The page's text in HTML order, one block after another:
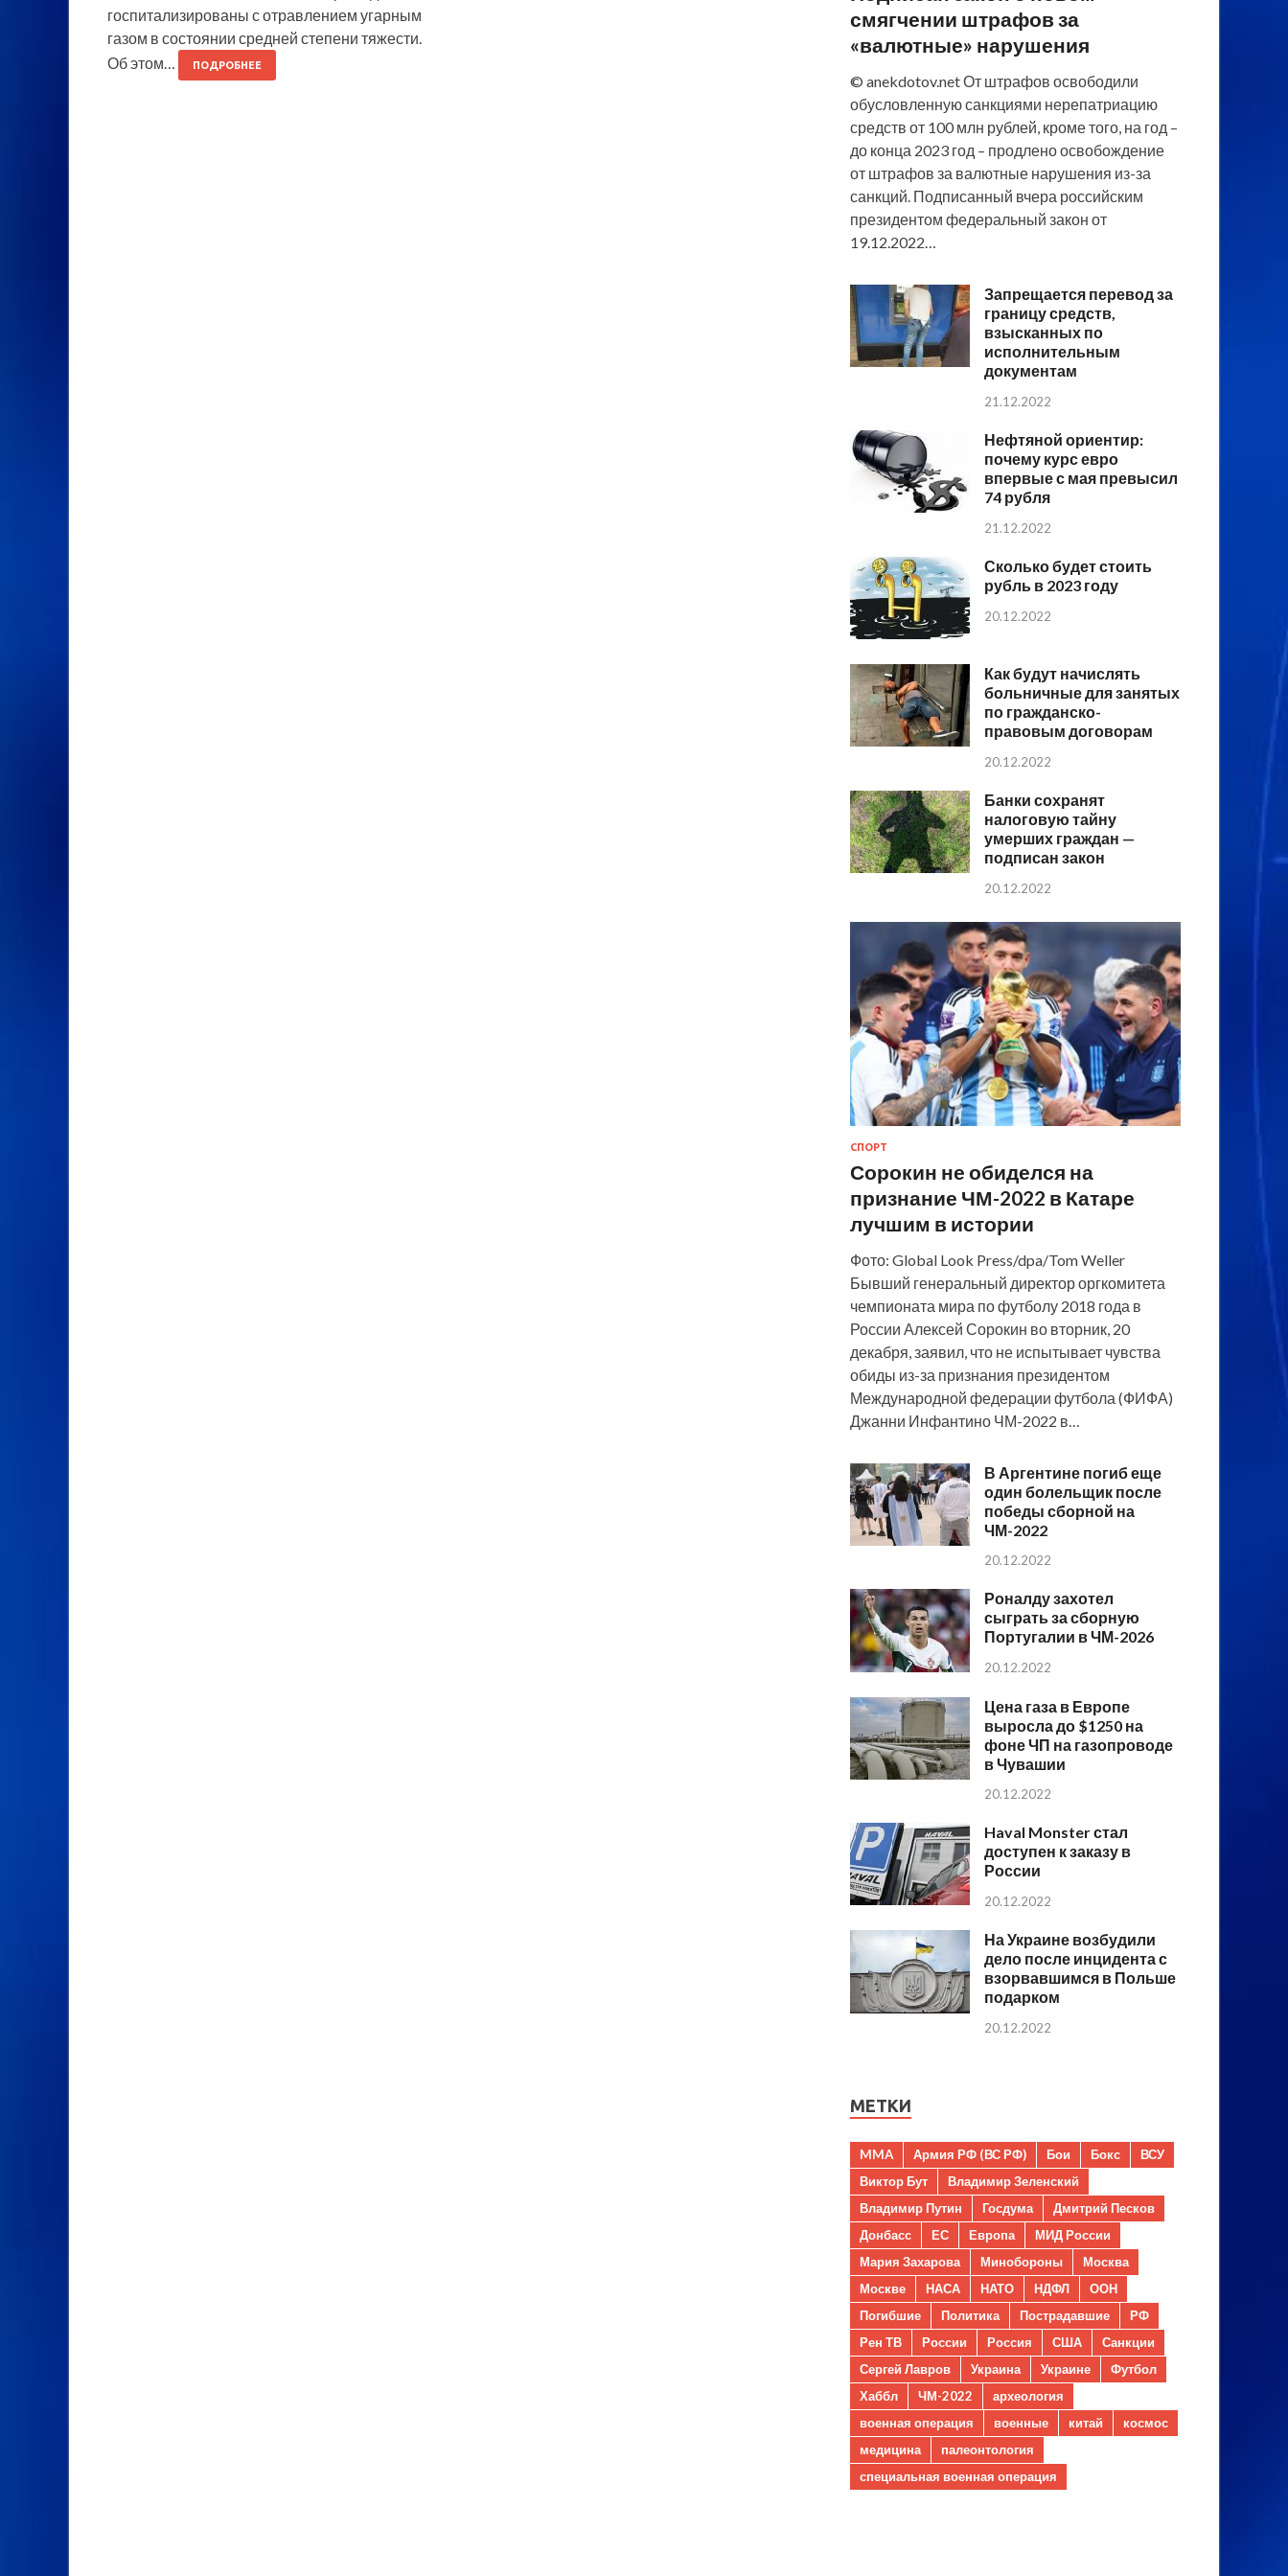
госпитализированы с отравлением угарным
газом в состоянии средней степени тяжести.
Об этом…
ПОДРОБНЕЕ
смягчении штрафов за
«валютные» нарушения
© anekdotov.net От штрафов освободили
обусловленную санкциями нерепатриацию
средств от 100 млн рублей, кроме того, на год –
до конца 2023 год – продлено освобождение
от штрафов за валютные нарушения из-за
санкций. Подписанный вчера российским
президентом федеральный закон от
19.12.2022…
Запрещается перевод за
границу средств,
взысканных по
исполнительным
документам
21.12.2022
Нефтяной ориентир:
почему курс евро
впервые с мая превысил
74 рубля
21.12.2022
Сколько будет стоить
рубль в 2023 году
20.12.2022
Как будут начислять
больничные для занятых
по гражданско-
правовым договорам
20.12.2022
Банки сохранят
налоговую тайну
умерших граждан —
подписан закон
20.12.2022
СПОРТ
Сорокин не обиделся на
признание ЧМ-2022 в Катаре
лучшим в истории
Фото: Global Look Press/dpa/Tom Weller
Бывший генеральный директор оргкомитета
чемпионата мира по футболу 2018 года в
России Алексей Сорокин во вторник, 20
декабря, заявил, что не испытывает чувства
обиды из-за признания президентом
Международной федерации футбола (ФИФА)
Джанни Инфантино ЧМ-2022 в…
В Аргентине погиб еще
один болельщик после
победы сборной на
ЧМ-2022
20.12.2022
Роналду захотел
сыграть за сборную
Португалии в ЧМ-2026
20.12.2022
Цена газа в Европе
выросла до $1250 на
фоне ЧП на газопроводе
в Чувашии
20.12.2022
Haval Monster стал
доступен к заказу в
России
20.12.2022
На Украине возбудили
дело после инцидента с
взорвавшимся в Польше
подарком
20.12.2022
МЕТКИ
MMA Армия РФ (ВС РФ) Бои Бокс
ВСУ
Виктор Бут
Владимир Зеленский
Владимир Путин
Госдума
Дмитрий Песков
Донбасс
ЕС Европа
МИД России
Мария Захарова
Минобороны
Москва
Москве
НАСА НАТО НДФЛ
ООН
Погибшие
Политика Пострадавшие
РФ
Рен ТВ
России Россия США
Санкции
Сергей Лавров
Украина Украине
Футбол
Хаббл
ЧМ-2022
археология
военная операция
военные китай
космос
медицина
палеонтология
специальная военная операция